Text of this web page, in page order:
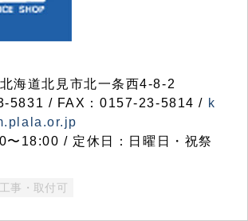
海道北見市北一条西4-8-2
5831 / FAX：0157-23-5814 / k
〜18:00 / 定休日：日曜日・祝祭
工事・取付可